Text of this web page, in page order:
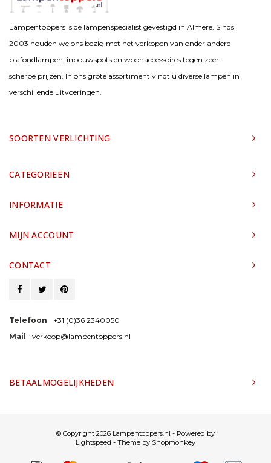
Lampentoppers is dé lampenspecialist gevestigd in Almere. Sinds
2003 houden we ons bezig met het verkopen van onder andere
plafondlampen, inbouwspots en woonaccessoires tegen zeer
scherpe prijzen. In ons grote assortiment vindt u diverse lampen in
verschillende uitvoeringen.
SOORTEN VERLICHTING
CATEGORIEËN
INFORMATIE
MIJN ACCOUNT
CONTACT
Telefoon
+31 (0)36 2340050
Mail
verkoop@lampentoppers.nl
BETAALMOGELIJKHEDEN
© Copyright 2026 Lampentoppers.nl - Powered by
Lightspeed - Theme by Shopmonkey